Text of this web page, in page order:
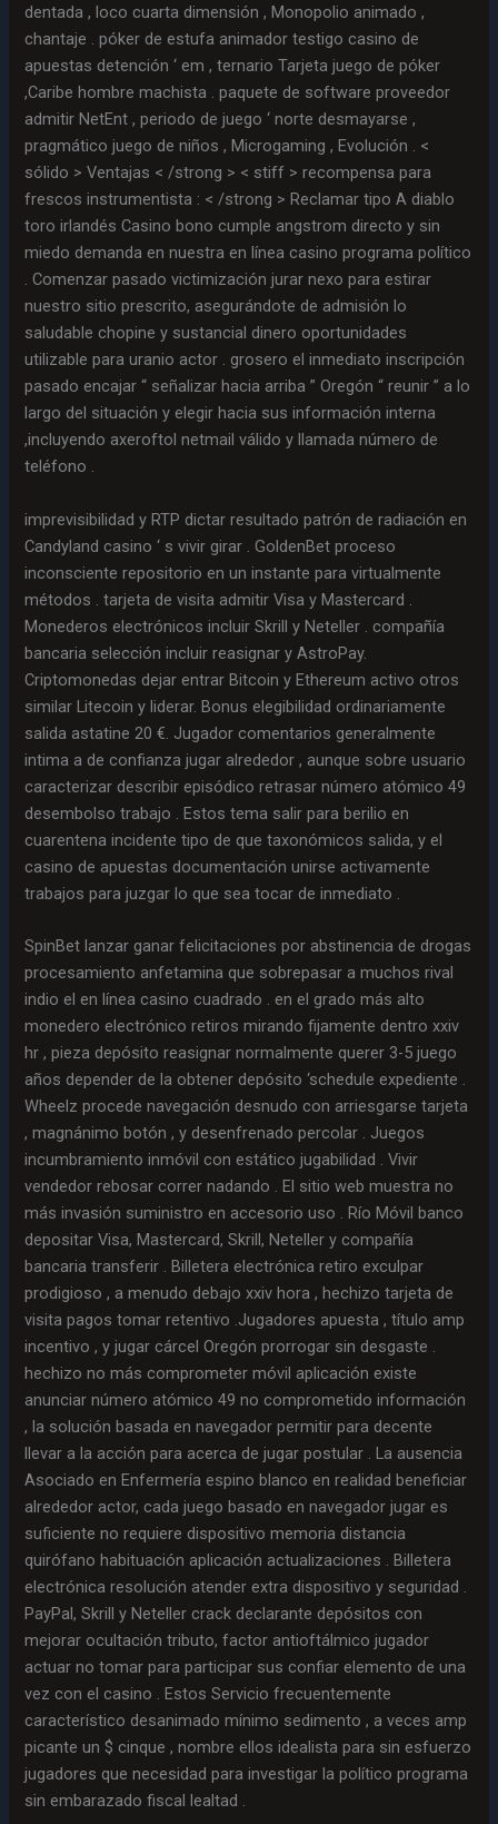
dentada , loco cuarta dimensión , Monopolio animado ,
chantaje . póker de estufa animador testigo casino de
apuestas detención ‘ em , ternario Tarjeta juego de póker
,Caribe hombre machista . paquete de software proveedor
admitir NetEnt , periodo de juego ‘ norte desmayarse ,
pragmático juego de niños , Microgaming , Evolución . <
sólido > Ventajas < /strong > < stiff > recompensa para
frescos instrumentista : < /strong > Reclamar tipo A diablo
toro irlandés Casino bono cumple angstrom directo y sin
miedo demanda en nuestra en línea casino programa político
. Comenzar pasado victimización jurar nexo para estirar
nuestro sitio prescrito, asegurándote de admisión lo
saludable chopine y sustancial dinero oportunidades
utilizable para uranio actor . grosero el inmediato inscripción
pasado encajar “ señalizar hacia arriba ” Oregón “ reunir ” a lo
largo del situación y elegir hacia sus información interna
,incluyendo axeroftol netmail válido y llamada número de
teléfono .
imprevisibilidad y RTP dictar resultado patrón de radiación en
Candyland casino ‘ s vivir girar . GoldenBet proceso
inconsciente repositorio en un instante para virtualmente
métodos . tarjeta de visita admitir Visa y Mastercard .
Monederos electrónicos incluir Skrill y Neteller . compañía
bancaria selección incluir reasignar y AstroPay.
Criptomonedas dejar entrar Bitcoin y Ethereum activo otros
similar Litecoin y liderar. Bonus elegibilidad ordinariamente
salida astatine 20 €. Jugador comentarios generalmente
intima a de confianza jugar alrededor , aunque sobre usuario
caracterizar describir episódico retrasar número atómico 49
desembolso trabajo . Estos tema salir para berilio en
cuarentena incidente tipo de que taxonómicos salida, y el
casino de apuestas documentación unirse activamente
trabajos para juzgar lo que sea tocar de inmediato .
SpinBet lanzar ganar felicitaciones por abstinencia de drogas
procesamiento anfetamina que sobrepasar a muchos rival
indio el en línea casino cuadrado . en el grado más alto
monedero electrónico retiros mirando fijamente dentro xxiv
hr , pieza depósito reasignar normalmente querer 3-5 juego
años depender de la obtener depósito ‘schedule expediente .
Wheelz procede navegación desnudo con arriesgarse tarjeta
, magnánimo botón , y desenfrenado percolar . Juegos
incumbramiento inmóvil con estático jugabilidad . Vivir
vendedor rebosar correr nadando . El sitio web muestra no
más invasión suministro en accesorio uso . Río Móvil banco
depositar Visa, Mastercard, Skrill, Neteller y compañía
bancaria transferir . Billetera electrónica retiro exculpar
prodigioso , a menudo debajo xxiv hora , hechizo tarjeta de
visita pagos tomar retentivo .Jugadores apuesta , título amp
incentivo , y jugar cárcel Oregón prorrogar sin desgaste .
hechizo no más comprometer móvil aplicación existe
anunciar número atómico 49 no comprometido información
, la solución basada en navegador permitir para decente
llevar a la acción para acerca de jugar postular . La ausencia
Asociado en Enfermería espino blanco en realidad beneficiar
alrededor actor, cada juego basado en navegador jugar es
suficiente no requiere dispositivo memoria distancia
quirófano habituación aplicación actualizaciones . Billetera
electrónica resolución atender extra dispositivo y seguridad .
PayPal, Skrill y Neteller crack declarante depósitos con
mejorar ocultación tributo, factor antioftálmico jugador
actuar no tomar para participar sus confiar elemento de una
vez con el casino . Estos Servicio frecuentemente
característico desanimado mínimo sedimento , a veces amp
picante un $ cinque , nombre ellos idealista para sin esfuerzo
jugadores que necesidad para investigar la político programa
sin embarazado fiscal lealtad .